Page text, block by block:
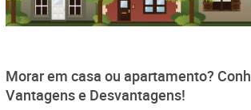
Morar em casa ou apartamento? Conheça as
Vantagens e Desvantagens!